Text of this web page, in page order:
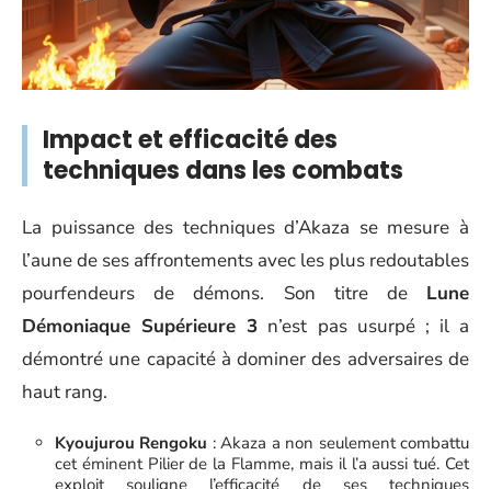
Impact et efficacité des
techniques dans les combats
La puissance des techniques d’Akaza se mesure à
l’aune de ses affrontements avec les plus redoutables
pourfendeurs de démons. Son titre de Lune
Démoniaque Supérieure 3 n’est pas usurpé ; il a
démontré une capacité à dominer des adversaires de
haut rang.
Kyoujurou Rengoku : Akaza a non seulement combattu
cet éminent Pilier de la Flamme, mais il l’a aussi tué. Cet